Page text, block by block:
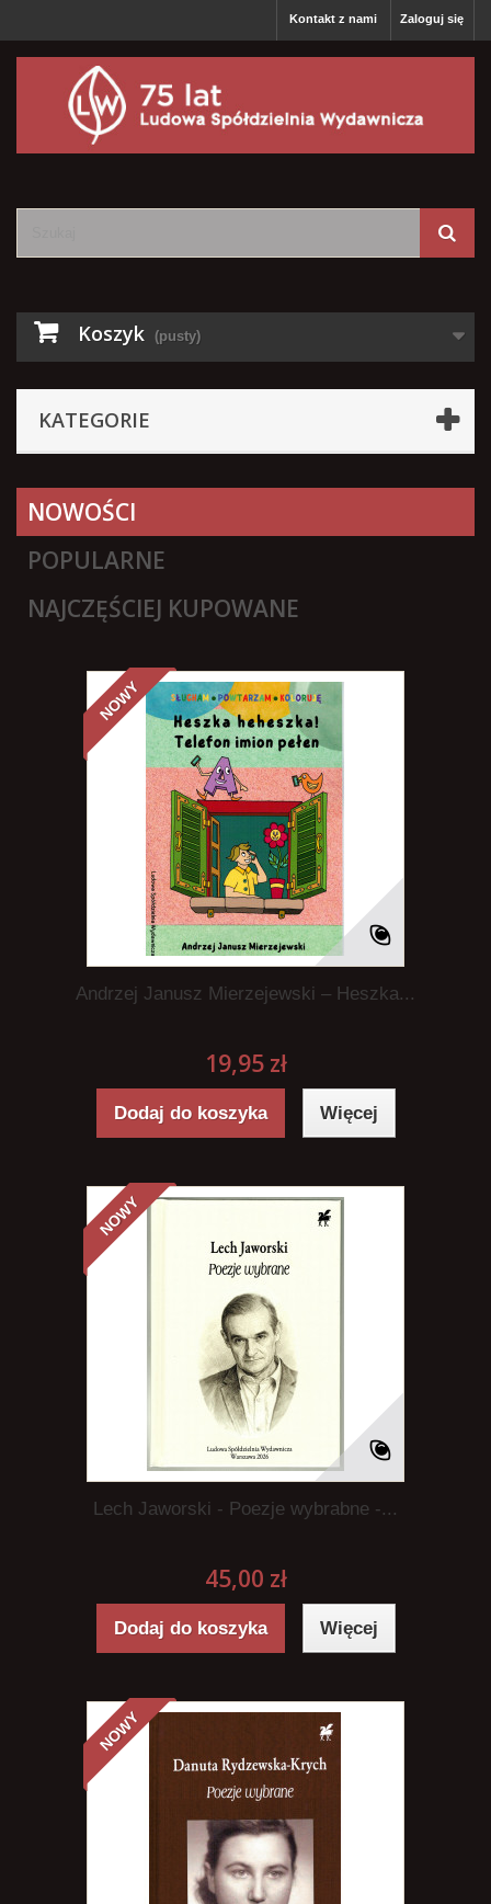
Zaloguj się
Kontakt z nami
Koszyk (pusty)
KATEGORIE
NOWOŚCI
POPULARNE
NAJCZĘŚCIEJ KUPOWANE
NOWY
Andrzej Janusz Mierzejewski – Heszka...
19,95 zł
Dodaj do koszyka Więcej
NOWY
Lech Jaworski - Poezje wybrabne -...
45,00 zł
Dodaj do koszyka Więcej
NOWY